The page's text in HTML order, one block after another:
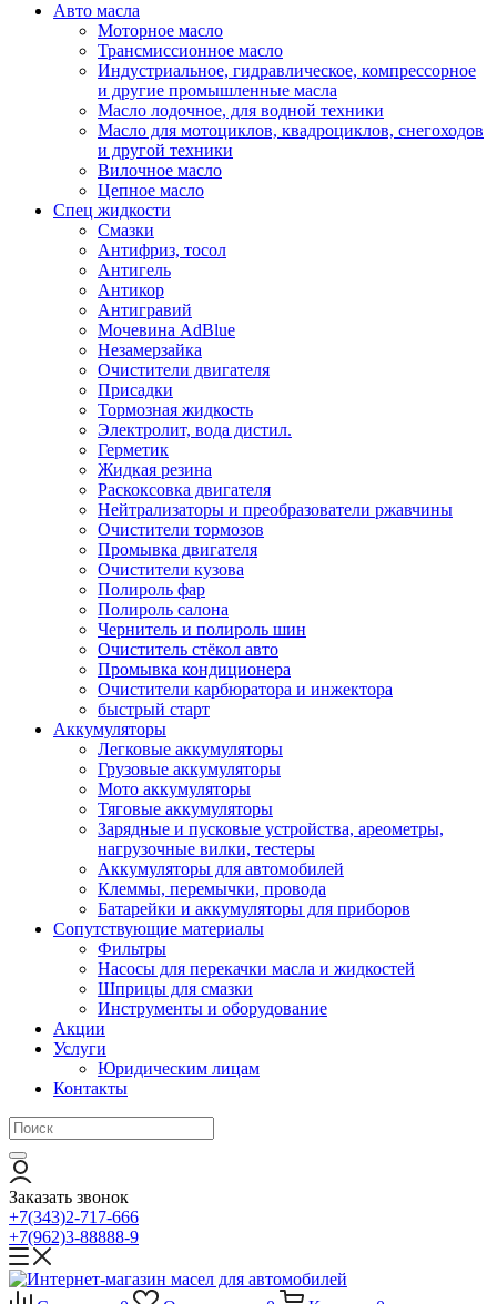
Авто масла
Моторное масло
Трансмиссионное масло
Индустриальное, гидравлическое, компрессорное
и другие промышленные масла
Масло лодочное, для водной техники
Масло для мотоциклов, квадроциклов, снегоходов
и другой техники
Вилочное масло
Цепное масло
Спец жидкости
Смазки
Антифриз, тосол
Антигель
Антикор
Антигравий
Мочевина AdBlue
Незамерзайка
Очистители двигателя
Присадки
Тормозная жидкость
Электролит, вода дистил.
Герметик
Жидкая резина
Раскоксовка двигателя
Нейтрализаторы и преобразователи ржавчины
Очистители тормозов
Промывка двигателя
Очистители кузова
Полироль фар
Полироль салона
Чернитель и полироль шин
Очиститель стёкол авто
Промывка кондиционера
Очистители карбюратора и инжектора
быстрый старт
Аккумуляторы
Легковые аккумуляторы
Грузовые аккумуляторы
Мото аккумуляторы
Тяговые аккумуляторы
Зарядные и пусковые устройства, ареометры,
нагрузочные вилки, тестеры
Аккумуляторы для автомобилей
Клеммы, перемычки, провода
Батарейки и аккумуляторы для приборов
Сопутствующие материалы
Фильтры
Насосы для перекачки масла и жидкостей
Шприцы для смазки
Инструменты и оборудование
Акции
Услуги
Юридическим лицам
Контакты
Заказать звонок
+7(343)2-717-666
+7(962)3-88888-9